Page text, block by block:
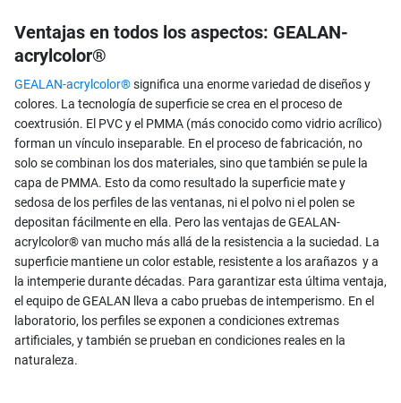
Ventajas en todos los aspectos: GEALAN-
acrylcolor®
GEALAN-acrylcolor®significa una enorme variedad de diseños y
colores. La tecnología de superficie se crea en el proceso de
coextrusión. El PVC y el PMMA (más conocido como vidrio acrílico)
forman un vínculo inseparable. En el proceso de fabricación, no
solo se combinan los dos materiales, sino que también se pule la
capa de PMMA. Esto da como resultado la superficie mate y
sedosa de los perfiles de las ventanas, ni el polvo ni el polen se
depositan fácilmente en ella. Pero las ventajas de GEALAN-
acrylcolor® van mucho más allá de la resistencia a la suciedad. La
superficie mantiene un color estable, resistente a los arañazos y a
la intemperie durante décadas. Para garantizar esta última ventaja,
el equipo de GEALAN lleva a cabo pruebas de intemperismo. En el
laboratorio, los perfiles se exponen a condiciones extremas
artificiales, y también se prueban en condiciones reales en la
naturaleza.